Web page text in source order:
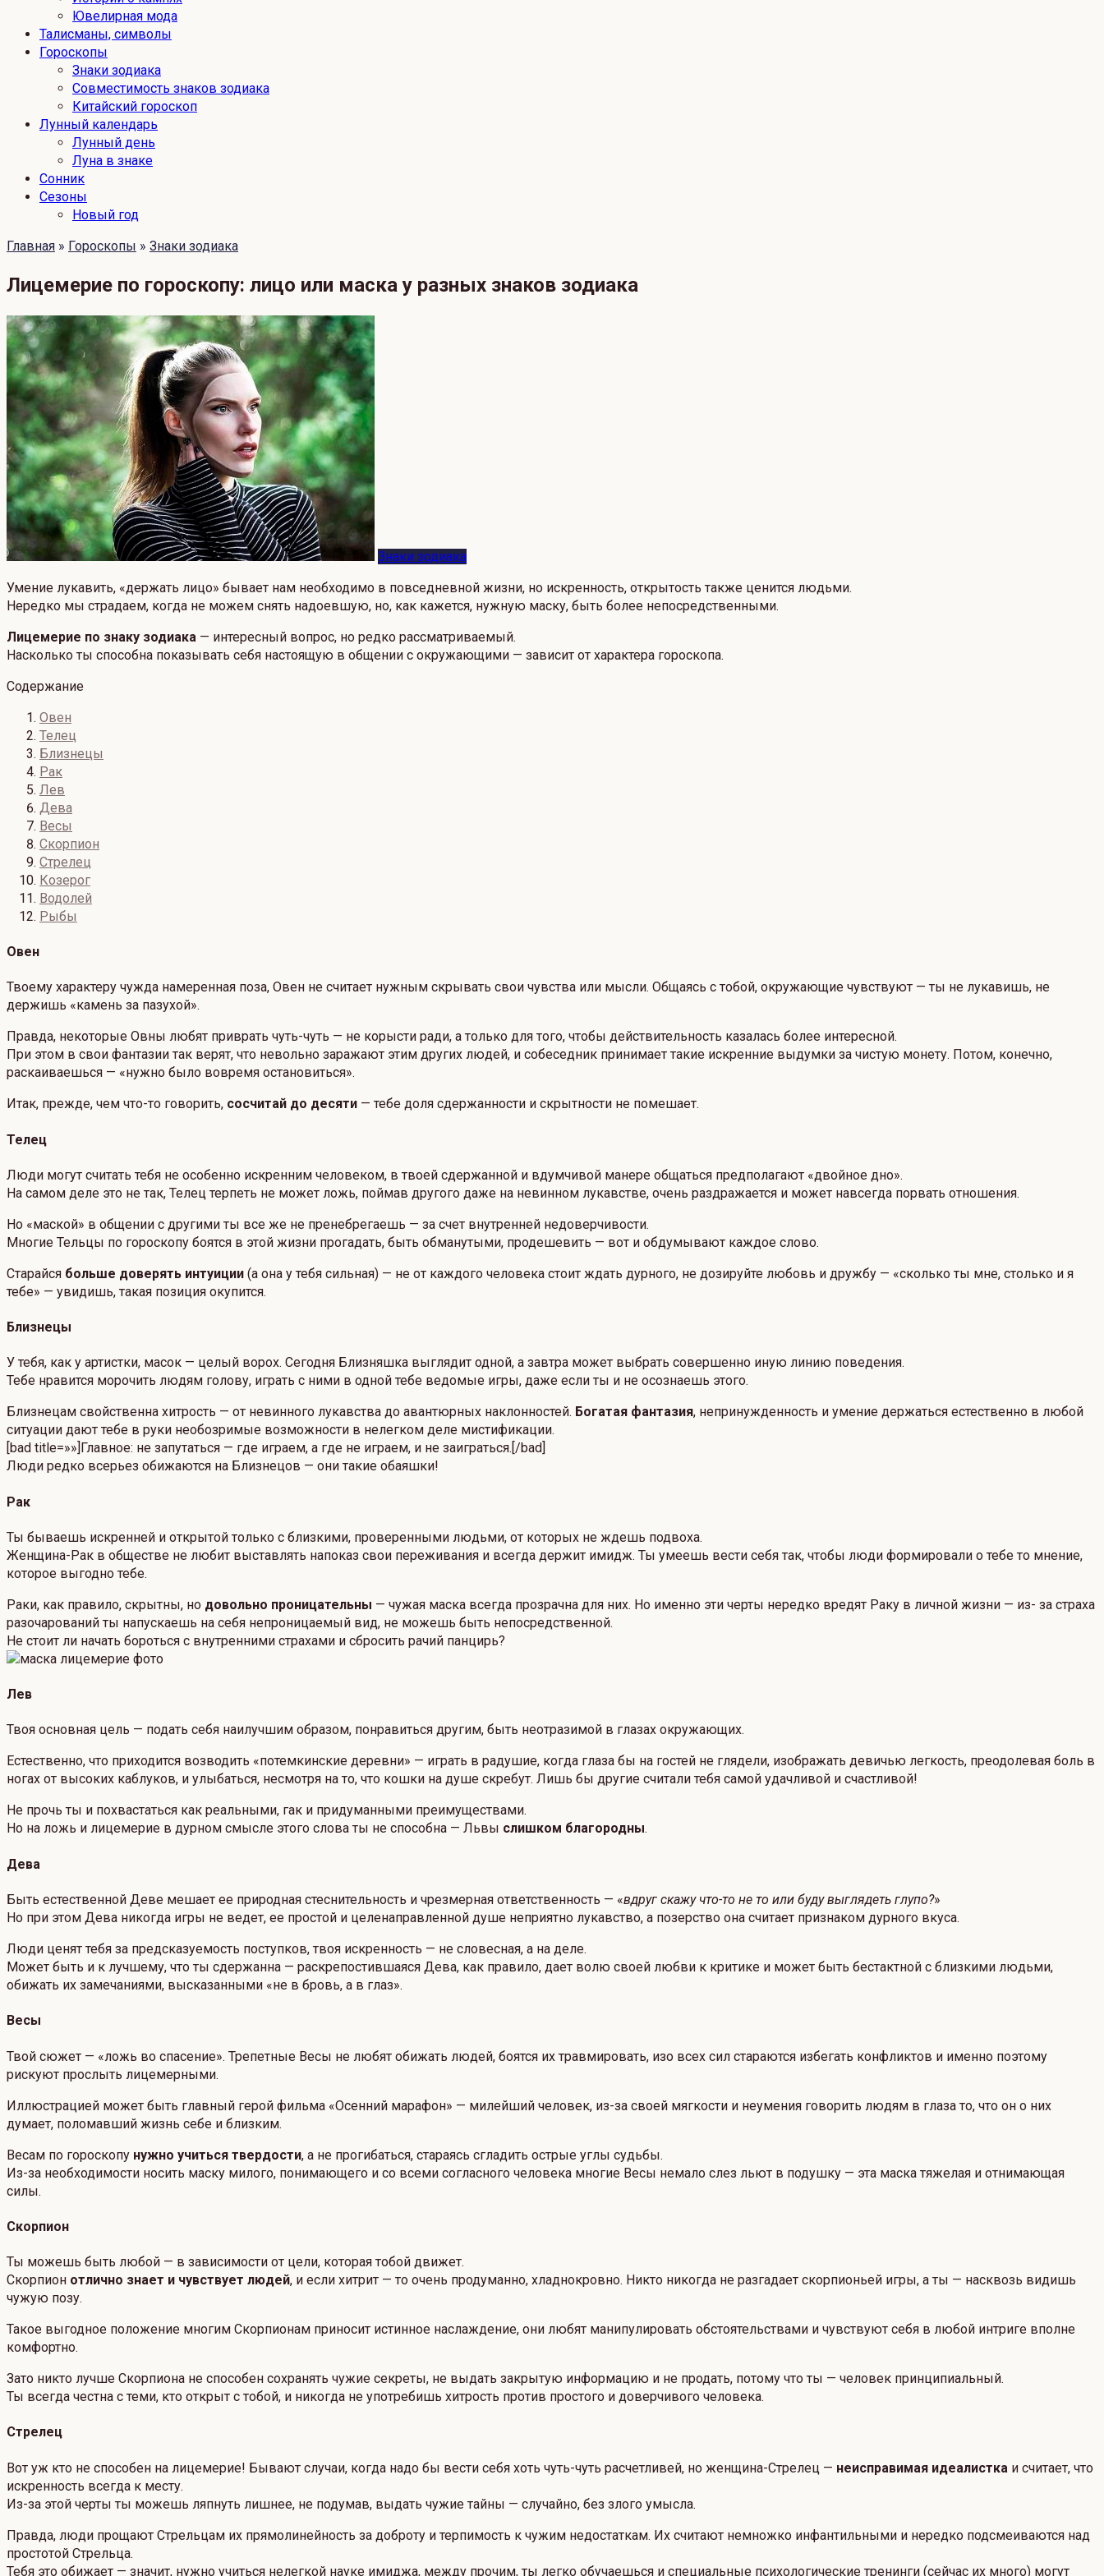
Ювелирная мода
Талисманы, символы
Гороскопы
Знаки зодиака
Совместимость знаков зодиака
Китайский гороскоп
Лунный календарь
Лунный день
Луна в знаке
Сонник
Сезоны
Новый год
Главная » Гороскопы » Знаки зодиака
Лицемерие по гороскопу: лицо или маска у разных знаков зодиака
Знаки зодиака
Умение лукавить, «держать лицо» бывает нам необходимо в повседневной жизни, но искренность, открытость также ценится людьми.
Нередко мы страдаем, когда не можем снять надоевшую, но, как кажется, нужную маску, быть более непосредственными.
Лицемерие по знаку зодиака — интересный вопрос, но редко рассматриваемый.
Насколько ты способна показывать себя настоящую в общении с окружающими — зависит от характера гороскопа.
Содержание
Овен
Телец
Близнецы
Рак
Лев
Дева
Весы
Скорпион
Стрелец
Козерог
Водолей
Рыбы
Овен
Твоему характеру чужда намеренная поза, Овен не считает нужным скрывать свои чувства или мысли. Общаясь с тобой, окружающие чувствуют — ты не лукавишь, не
держишь «камень за пазухой».
Правда, некоторые Овны любят приврать чуть-чуть — не корысти ради, а только для того, чтобы действительность казалась более интересной.
При этом в свои фантазии так верят, что невольно заражают этим других людей, и собеседник принимает такие искренние выдумки за чистую монету. Потом, конечно,
раскаиваешься — «нужно было вовремя остановиться».
Итак, прежде, чем что-то говорить, сосчитай до десяти — тебе доля сдержанности и скрытности не помешает.
Телец
Люди могут считать тебя не особенно искренним человеком, в твоей сдержанной и вдумчивой манере общаться предполагают «двойное дно».
На самом деле это не так, Телец терпеть не может ложь, поймав другого даже на невинном лукавстве, очень раздражается и может навсегда порвать отношения.
Но «маской» в общении с другими ты все же не пренебрегаешь — за счет внутренней недоверчивости.
Многие Тельцы по гороскопу боятся в этой жизни прогадать, быть обманутыми, продешевить — вот и обдумывают каждое слово.
Старайся больше доверять интуиции (а она у тебя сильная) — не от каждого человека стоит ждать дурного, не дозируйте любовь и дружбу — «сколько ты мне, столько и я
тебе» — увидишь, такая позиция окупится.
Близнецы
У тебя, как у артистки, масок — целый ворох. Сегодня Близняшка выглядит одной, а завтра может выбрать совершенно иную линию поведения.
Тебе нравится морочить людям голову, играть с ними в одной тебе ведомые игры, даже если ты и не осознаешь этого.
Близнецам свойственна хитрость — от невинного лукавства до авантюрных наклонностей. Богатая фантазия, непринужденность и умение держаться естественно в любой
ситуации дают тебе в руки необозримые возможности в нелегком деле мистификации.
[bad title=»»]Главное: не запутаться — где играем, а где не играем, и не заиграться.[/bad]
Люди редко всерьез обижаются на Близнецов — они такие обаяшки!
Рак
Ты бываешь искренней и открытой только с близкими, проверенными людьми, от которых не ждешь подвоха.
Женщина-Рак в обществе не любит выставлять напоказ свои переживания и всегда держит имидж. Ты умеешь вести себя так, чтобы люди формировали о тебе то мнение,
которое выгодно тебе.
Раки, как правило, скрытны, но довольно проницательны — чужая маска всегда прозрачна для них. Но именно эти черты нередко вредят Раку в личной жизни — из- за страха
разочарований ты напускаешь на себя непроницаемый вид, не можешь быть непосредственной.
Не стоит ли начать бороться с внутренними страхами и сбросить рачий панцирь?
Лев
Твоя основная цель — подать себя наилучшим образом, понравиться другим, быть неотразимой в глазах окружающих.
Естественно, что приходится возводить «потемкинские деревни» — играть в радушие, когда глаза бы на гостей не глядели, изображать девичью легкость, преодолевая боль в
ногах от высоких каблуков, и улыбаться, несмотря на то, что кошки на душе скребут. Лишь бы другие считали тебя самой удачливой и счастливой!
Не прочь ты и похвастаться как реальными, гак и придуманными преимуществами.
Но на ложь и лицемерие в дурном смысле этого слова ты не способна — Львы слишком благородны.
Дева
Быть естественной Деве мешает ее природная стеснительность и чрезмерная ответственность — «вдруг скажу что-то не то или буду выглядеть глупо?»
Но при этом Дева никогда игры не ведет, ее простой и целенаправленной душе неприятно лукавство, а позерство она считает признаком дурного вкуса.
Люди ценят тебя за предсказуемость поступков, твоя искренность — не словесная, а на деле.
Может быть и к лучшему, что ты сдержанна — раскрепостившаяся Дева, как правило, дает волю своей любви к критике и может быть бестактной с близкими людьми,
обижать их замечаниями, высказанными «не в бровь, а в глаз».
Весы
Твой сюжет — «ложь во спасение». Трепетные Весы не любят обижать людей, боятся их травмировать, изо всех сил стараются избегать конфликтов и именно поэтому
рискуют прослыть лицемерными.
Иллюстрацией может быть главный герой фильма «Осенний марафон» — милейший человек, из-за своей мягкости и неумения говорить людям в глаза то, что он о них
думает, поломавший жизнь себе и близким.
Весам по гороскопу нужно учиться твердости, а не прогибаться, стараясь сгладить острые углы судьбы.
Из-за необходимости носить маску милого, понимающего и со всеми согласного человека многие Весы немало слез льют в подушку — эта маска тяжелая и отнимающая
силы.
Скорпион
Ты можешь быть любой — в зависимости от цели, которая тобой движет.
Скорпион отлично знает и чувствует людей, и если хитрит — то очень продуманно, хладнокровно. Никто никогда не разгадает скорпионьей игры, а ты — насквозь видишь
чужую позу.
Такое выгодное положение многим Скорпионам приносит истинное наслаждение, они любят манипулировать обстоятельствами и чувствуют себя в любой интриге вполне
комфортно.
Зато никто лучше Скорпиона не способен сохранять чужие секреты, не выдать закрытую информацию и не продать, потому что ты — человек принципиальный.
Ты всегда честна с теми, кто открыт с тобой, и никогда не употребишь хитрость против простого и доверчивого человека.
Стрелец
Вот уж кто не способен на лицемерие! Бывают случаи, когда надо бы вести себя хоть чуть-чуть расчетливей, но женщина-Стрелец — неисправимая идеалистка и считает, что
искренность всегда к месту.
Из-за этой черты ты можешь ляпнуть лишнее, не подумав, выдать чужие тайны — случайно, без злого умысла.
Правда, люди прощают Стрельцам их прямолинейность за доброту и терпимость к чужим недостаткам. Их считают немножко инфантильными и нередко подсмеиваются над
простотой Стрельца.
Тебя это обижает — значит, нужно учиться нелегкой науке имиджа, между прочим, ты легко обучаешься и специальные психологические тренинги (сейчас их много) могут